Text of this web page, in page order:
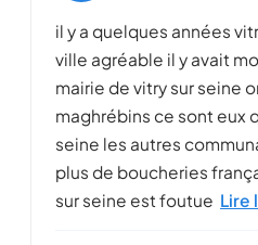
il y a quelques années
ville agréable il y avait
mairie de vitry sur seine
maghrébins ce sont eux
seine les autres
plus de boucheries
sur seine est foutue Lire